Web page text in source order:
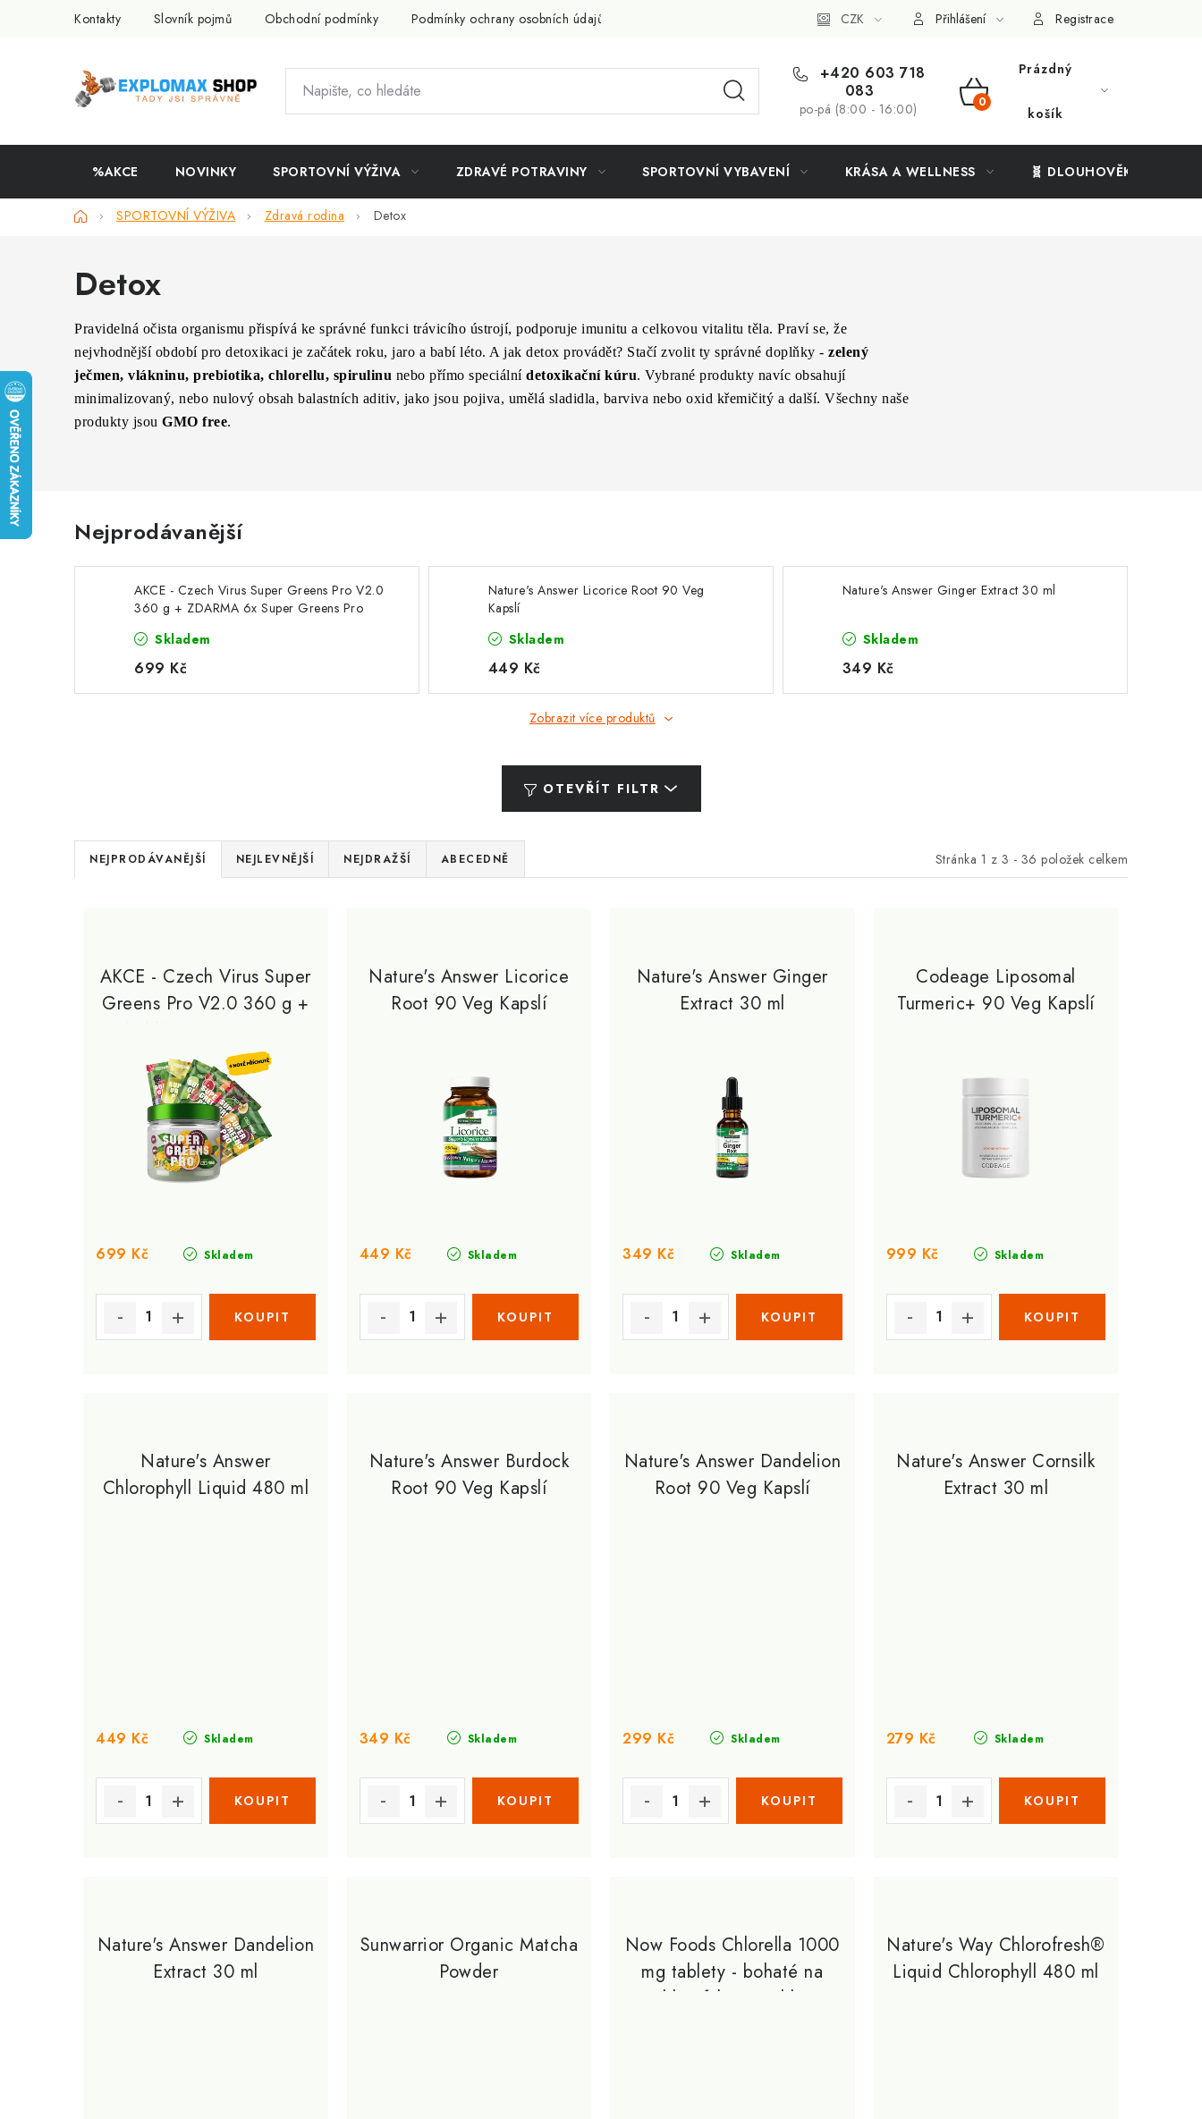
Kontakty Slovník pojmů Obchodní podmínky Podmínky ochrany osobních údajů Slevový systém Vše o nákupu
CZK Přihlášení Registrace
+420 603 718
083
po-pá (8:00 - 16:00)
NÁKUPNÍ
Prázdný
košík
%AKCE NOVINKY SPORTOVNÍ VÝŽIVA ZDRAVÉ POTRAVINY SPORTOVNÍ VYBAVENÍ KRÁSA A WELLNESS 🧬 DLOUHOVĚKOST
DomůSPORTOVNÍ VÝŽIVA Zdravá rodina Detox
Detox
Pravidelná očista organismu přispívá ke správné funkci trávicího ústrojí, podporuje imunitu a celkovou vitalitu těla. Praví se, že
nejvhodnější období pro detoxikaci je začátek roku, jaro a babí léto. A jak detox provádět? Stačí zvolit ty správné doplňky - zelený
ječmen, vlákninu, prebiotika, chlorellu, spirulinu nebo přímo speciální detoxikační kúru. Vybrané produkty navíc obsahují
minimalizovaný, nebo nulový obsah balastních aditiv, jako jsou pojiva, umělá sladidla, barviva nebo oxid křemičitý a další. Všechny naše
produkty jsou GMO free.
Nejprodávanější
AKCE - Czech Virus Super Greens Pro V2.0
360 g + ZDARMA 6x Super Greens Pro
Skladem
699 Kč
Nature's Answer Licorice Root 90 Veg
Kapslí
Skladem
449 Kč
Nature's Answer Ginger Extract 30 ml
Skladem
349 Kč
Zobrazit více produktů
OTEVŘÍT FILTR
Stránka 1 z 3 - 36 položek celkem
Ř
a
NEJPRODÁVANĚJŠÍ NEJLEVNĚJŠÍ NEJDRAŽŠÍ ABECEDNĚ
AKCE - Czech Virus Super
Greens Pro V2.0 360 g +
ZDARMA 6x Super Greens
Pro V2.0 12g
Skladem
699 Kč
Nature's Answer Licorice
Root 90 Veg Kapslí
Skladem
449 Kč
Nature's Answer Ginger
Extract 30 ml
Skladem
349 Kč
Codeage Liposomal
Turmeric+ 90 Veg Kapslí
Skladem
999 Kč
Nature's Answer
Chlorophyll Liquid 480 ml
Skladem
449 Kč
Nature's Answer Burdock
Root 90 Veg Kapslí
Skladem
349 Kč
Nature's Answer Dandelion
Root 90 Veg Kapslí
Skladem
299 Kč
Nature's Answer Cornsilk
Extract 30 ml
Skladem
279 Kč
Nature's Answer Dandelion
Extract 30 ml
Sunwarrior Organic Matcha
Powder
Now Foods Chlorella 1000
mg tablety - bohaté na
chlorofyl 120 Tablet
Nature's Way Chlorofresh®
Liquid Chlorophyll 480 ml